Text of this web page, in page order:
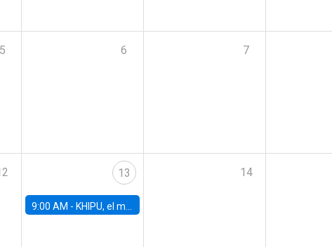
5 6 7
13
9:00 AM - KHIPU, el mayor encuentro de IA en Latinoamérica
14